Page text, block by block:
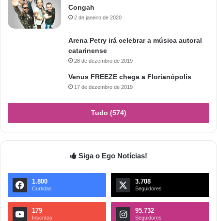
Congah
2 de janeiro de 2020
Arena Petry irá celebrar a música autoral
catarinense
28 de dezembro de 2019
Venus FREEZE chega a Florianópolis
17 de dezembro de 2019
Tudo (574)
Siga o Ego Notícias!
1.800
Curtidas
3.708
Seguidores
179
Inscritos
95.732
Seguidores